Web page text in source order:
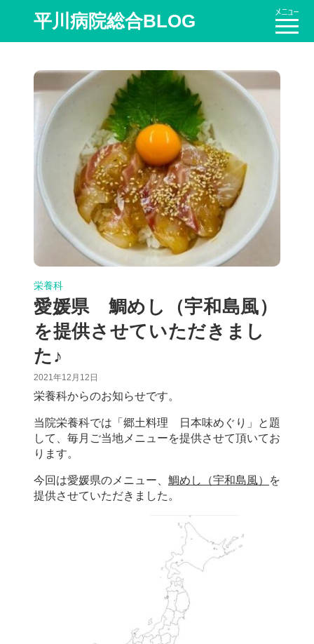
平川病院総合BLOG
栄養科
愛媛県 鯛めし（宇和島風）
を提供させていただきまし
た♪
2021年12月12日
栄養科からのお知らせです。
当院栄養科では「郷土料理 日本味めぐり」と題
して、毎月ご当地メニューを提供させて頂いてお
ります。
今回は愛媛県のメニュー、 鯛めし（宇和島風）
を
提供させていただきました。